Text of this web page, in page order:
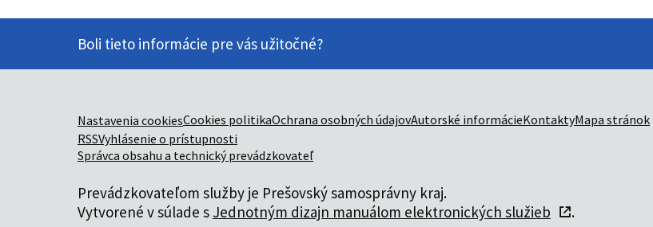
Boli tieto informácie pre vás užitočné?
Nastavenia cookiesCookies politikaOchrana osobných údajovAutorské informácieKontaktyMapa stránok
RSSVyhlásenie o prístupnosti
Správca obsahu a technický prevádzkovateľ
Prevádzkovateľom služby je Prešovský samosprávny kraj.
Vytvorené v súlade s Jednotným dizajn manuálom elektronických služieb .